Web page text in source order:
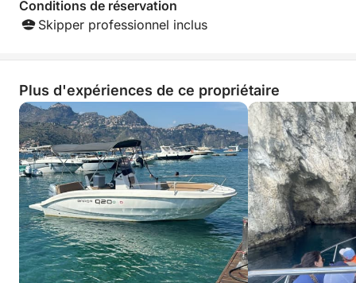
Conditions de réservation
Skipper professionnel inclus
Plus d'expériences de ce propriétaire